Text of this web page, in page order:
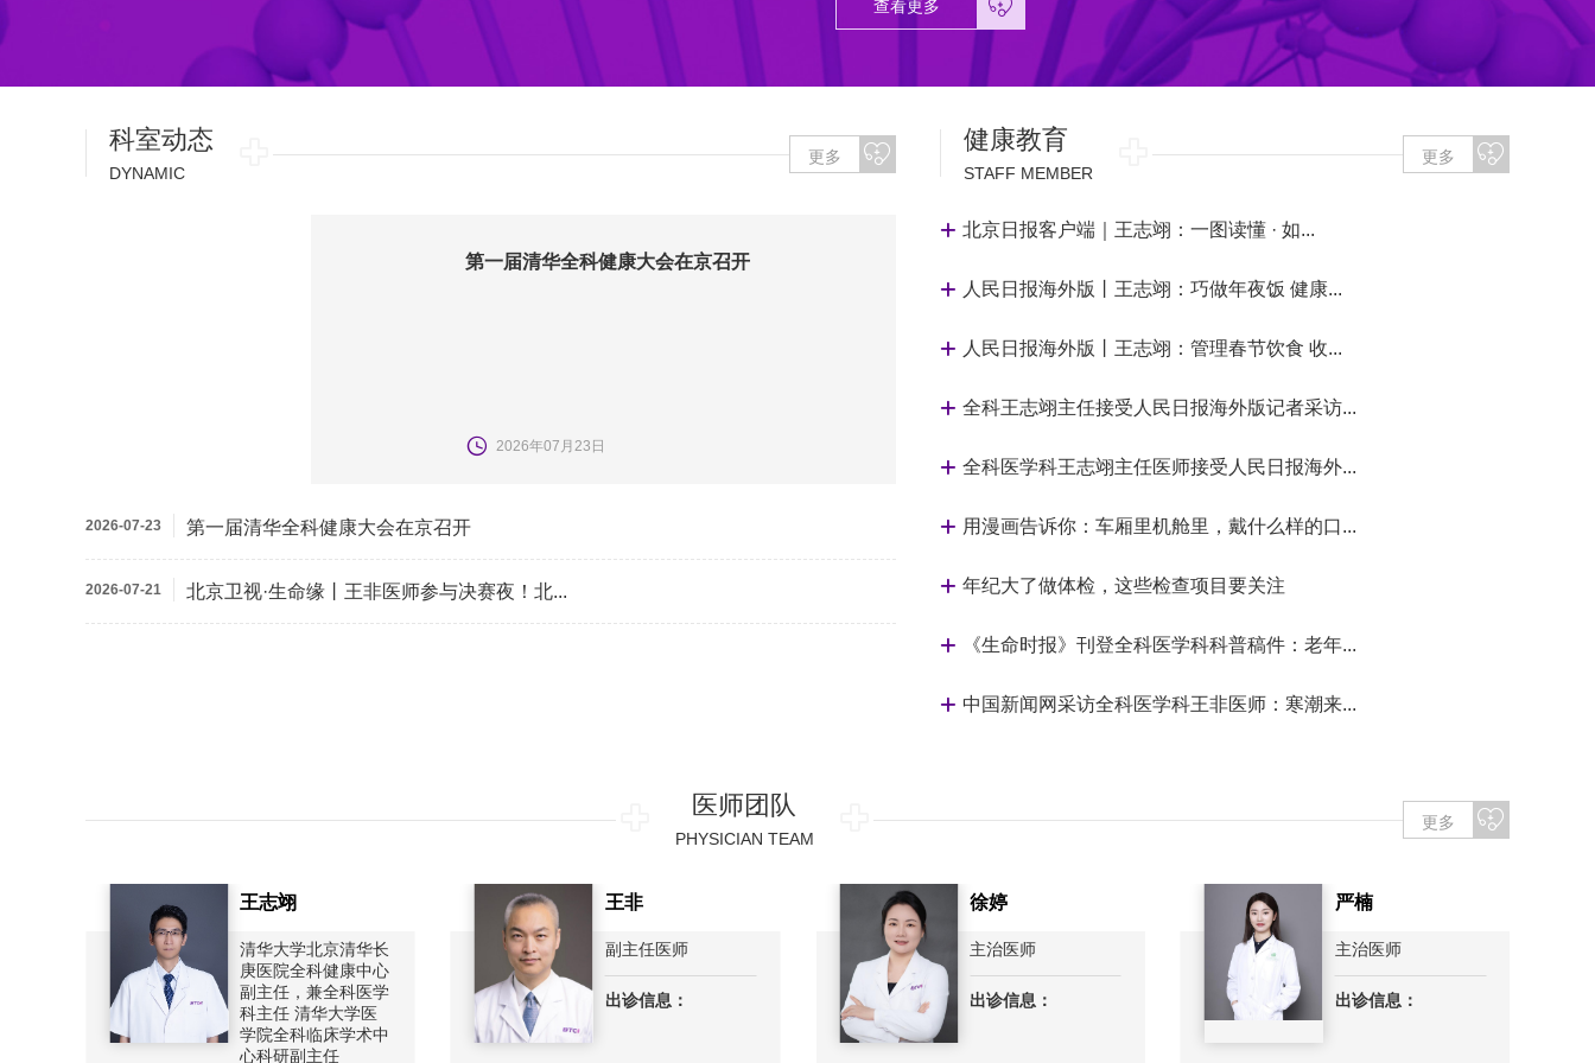
查看更多
更多
科室动态
DYNAMIC
第一届清华全科健康大会在京召开
2026年07月23日
2026-07-23 第一届清华全科健康大会在京召开
2026-07-21 北京卫视·生命缘丨王非医师参与决赛夜！北...
更多
健康教育
STAFF MEMBER
北京日报客户端｜王志翊：一图读懂 · 如...
人民日报海外版丨王志翊：巧做年夜饭 健康...
人民日报海外版丨王志翊：管理春节饮食 收...
全科王志翊主任接受人民日报海外版记者采访...
全科医学科王志翊主任医师接受人民日报海外...
用漫画告诉你：车厢里机舱里，戴什么样的口...
年纪大了做体检，这些检查项目要关注
《生命时报》刊登全科医学科科普稿件：老年...
中国新闻网采访全科医学科王非医师：寒潮来...
更多
医师团队
PHYSICIAN TEAM
王志翊
清华大学北京清华长
庚医院全科健康中心
副主任，兼全科医学
科主任 清华大学医
学院全科临床学术中
心科研副主任
王非
副主任医师
出诊信息：
徐婷
主治医师
出诊信息：
严楠
主治医师
出诊信息：